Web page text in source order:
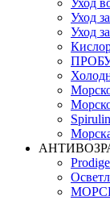
Уход
Уход